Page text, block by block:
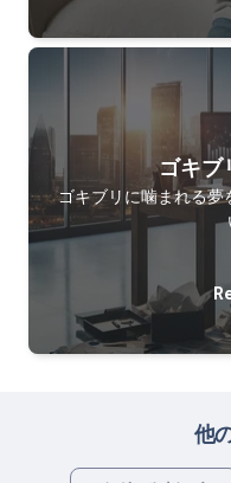
ゴキブ
ゴキブリに噛まれる夢
他